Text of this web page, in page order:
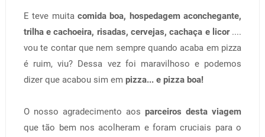
E teve muita comida boa, hospedagem aconchegante,
trilha e cachoeira, risadas, cervejas, cachaça e licor ....
vou te contar que nem sempre quando acaba em pizza
é ruim, viu? Dessa vez foi maravilhoso e podemos
dizer que acabou sim em pizza... e pizza boa!
O nosso agradecimento aos parceiros desta viagem
que tão bem nos acolheram e foram cruciais para o